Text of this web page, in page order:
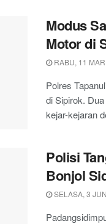
Modus
Motor di
RABU, 11
Polres
di Sipirok.
kejar-kejaran
Polisi
Bonjol
SELASA, 3